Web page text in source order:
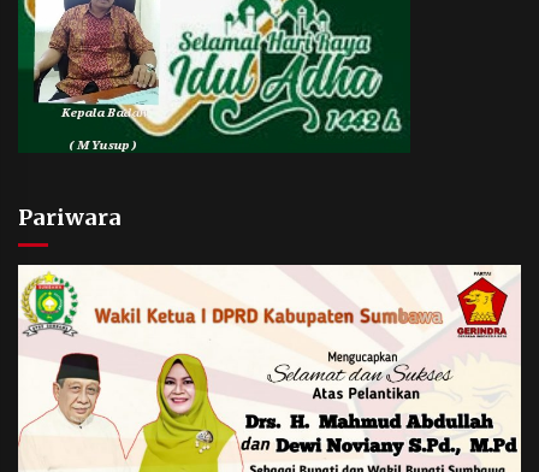
Pariwara